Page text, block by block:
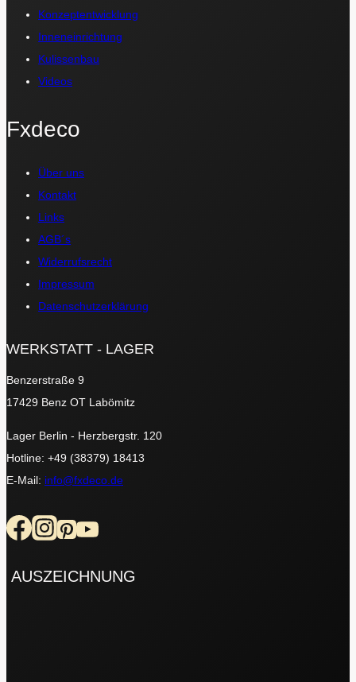
Konzeptentwicklung
Inneneinrichtung
Kulissenbau
Videos
Fxdeco
Über uns
Kontakt
Links
AGB´s
Widerrufsrecht
Impressum
Datenschutzerklärung
WERKSTATT - LAGER
Benzerstraße 9
17429 Benz OT Labömitz
Lager Berlin - Herzbergstr. 120
Hotline: +49 (38379) 18413
E-Mail: info@fxdeco.de
AUSZEICHNUNG